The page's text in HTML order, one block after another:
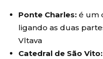
Ponte Charles: é um
ligando as duas
Vltava
Catedral de São Vito: